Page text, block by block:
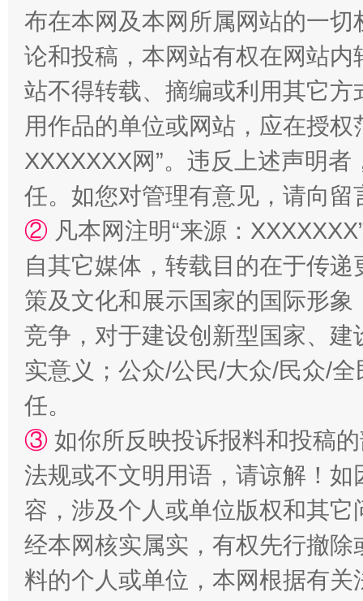
镜头丨大暑三秋近 山西：
布在本网及本网所属网站的一
论和投稿，本网站有权在网站
站不得转载、摘编或利用其它
用作品的单位或网站，应在授
XXXXXXX网”。违反上述声明
任。如您对管理有意见，请向
② 凡本网注明“来源：
自其它媒体，转载目的在于传
策及文化和展示国家的国际形
竞争，对于建设创新型国家、
实意义；公众/公民/大众/民众/
任。
③ 如你所反映投诉报料和投稿
法规或不文明用语，请谅解！
容，涉及个人或单位版权和其它
经本网核实属实，有权先行撤
料的个人或单位，本网根据有